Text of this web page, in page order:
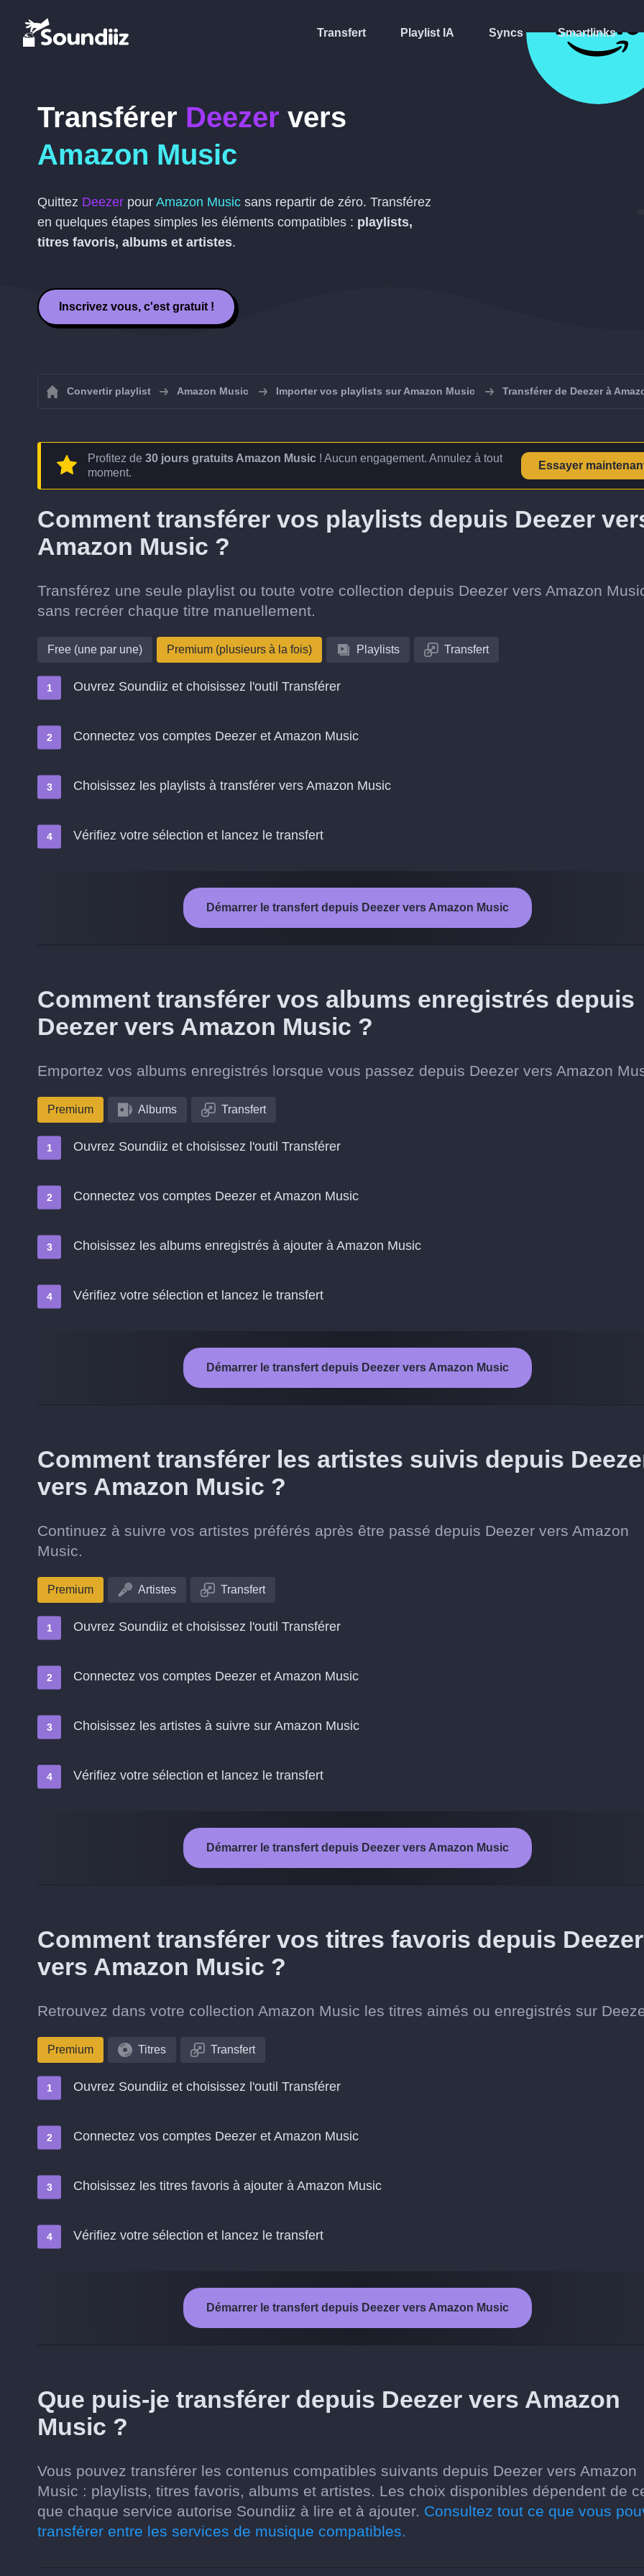
Transfert Playlist IA Syncs Smartlinks
Transférer Deezer vers
Amazon Music
Quittez Deezer pour Amazon Music sans repartir de zéro. Transférez
en quelques étapes simples les éléments compatibles : playlists,
titres favoris, albums et artistes.
Inscrivez vous, c'est gratuit !
Convertir playlist Amazon Music Importer vos playlists sur Amazon Music Transférer de Deezer à
Profitez de 30 jours gratuits Amazon Music ! Aucun engagement. Annulez à tout
moment.
Essayer
Comment transférer vos playlists depuis Deezer
Amazon Music ?
Transférez une seule playlist ou toute votre collection depuis Deezer vers Amazon
sans recréer chaque titre manuellement.
Free (une par une) Premium (plusieurs à la fois) Playlists Transfert
Ouvrez Soundiiz et choisissez l'outil Transférer
Connectez vos comptes Deezer et Amazon Music
Choisissez les playlists à transférer vers Amazon Music
Vérifiez votre sélection et lancez le transfert
Démarrer le transfert depuis Deezer vers Amazon Music
Comment transférer vos albums enregistrés depuis
Deezer vers Amazon Music ?
Emportez vos albums enregistrés lorsque vous passez depuis Deezer vers Amazon
Premium Albums Transfert
Ouvrez Soundiiz et choisissez l'outil Transférer
Connectez vos comptes Deezer et Amazon Music
Choisissez les albums enregistrés à ajouter à Amazon Music
Vérifiez votre sélection et lancez le transfert
Démarrer le transfert depuis Deezer vers Amazon Music
Comment transférer les artistes suivis depuis
vers Amazon Music ?
Continuez à suivre vos artistes préférés après être passé depuis Deezer vers Amazon
Music.
Premium Artistes Transfert
Ouvrez Soundiiz et choisissez l'outil Transférer
Connectez vos comptes Deezer et Amazon Music
Choisissez les artistes à suivre sur Amazon Music
Vérifiez votre sélection et lancez le transfert
Démarrer le transfert depuis Deezer vers Amazon Music
Comment transférer vos titres favoris depuis Deezer
vers Amazon Music ?
Retrouvez dans votre collection Amazon Music les titres aimés ou enregistrés sur
Premium Titres Transfert
Ouvrez Soundiiz et choisissez l'outil Transférer
Connectez vos comptes Deezer et Amazon Music
Choisissez les titres favoris à ajouter à Amazon Music
Vérifiez votre sélection et lancez le transfert
Démarrer le transfert depuis Deezer vers Amazon Music
Que puis-je transférer depuis Deezer vers Amazon
Music ?
Vous pouvez transférer les contenus compatibles suivants depuis Deezer vers Amazon
Music : playlists, titres favoris, albums et artistes. Les choix disponibles dépendent de
que chaque service autorise Soundiiz à lire et à ajouter. Consultez tout ce que vous
transférer entre les services de musique compatibles.